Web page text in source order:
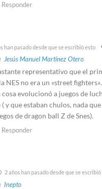
Responder
han pasado desde que se escribió esto
Jesús Manuel Martínez Otero
representativo que el
NES no era un «street
cosa evolucionó a juegos de
y que estaban chulos, nada
de dragon ball Z de Snes).
Responder
2 años han pasado desde que se
Inepto